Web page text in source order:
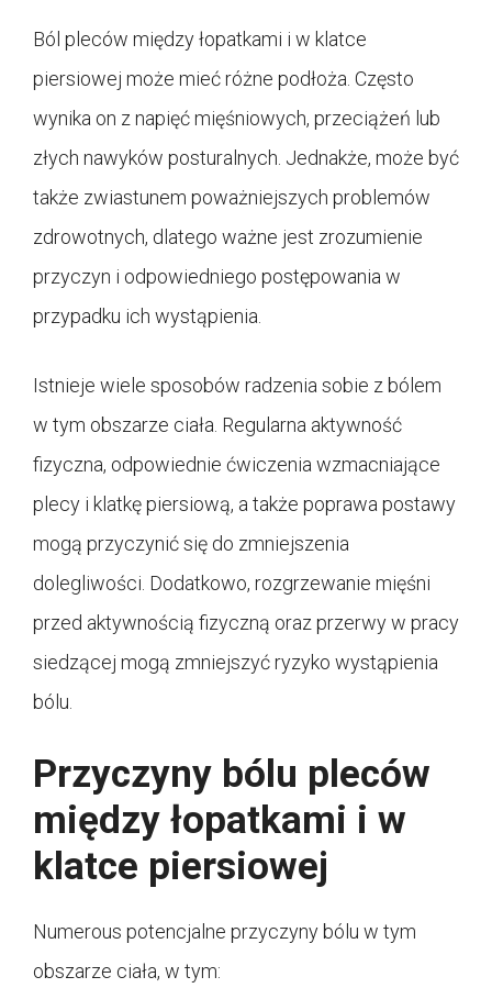
Ból pleców między łopatkami i w klatce
piersiowej może mieć różne podłoża. Często
wynika on z napięć mięśniowych, przeciążeń lub
złych nawyków posturalnych. Jednakże, może być
także zwiastunem poważniejszych problemów
zdrowotnych, dlatego ważne jest zrozumienie
przyczyn i odpowiedniego postępowania w
przypadku ich wystąpienia.
Istnieje wiele sposobów radzenia sobie z bólem
w tym obszarze ciała. Regularna aktywność
fizyczna, odpowiednie ćwiczenia wzmacniające
plecy i klatkę piersiową, a także poprawa postawy
mogą przyczynić się do zmniejszenia
dolegliwości. Dodatkowo, rozgrzewanie mięśni
przed aktywnością fizyczną oraz przerwy w pracy
siedzącej mogą zmniejszyć ryzyko wystąpienia
bólu.
Przyczyny bólu pleców
między łopatkami i w
klatce piersiowej
Numerous potencjalne przyczyny bólu w tym
obszarze ciała, w tym: